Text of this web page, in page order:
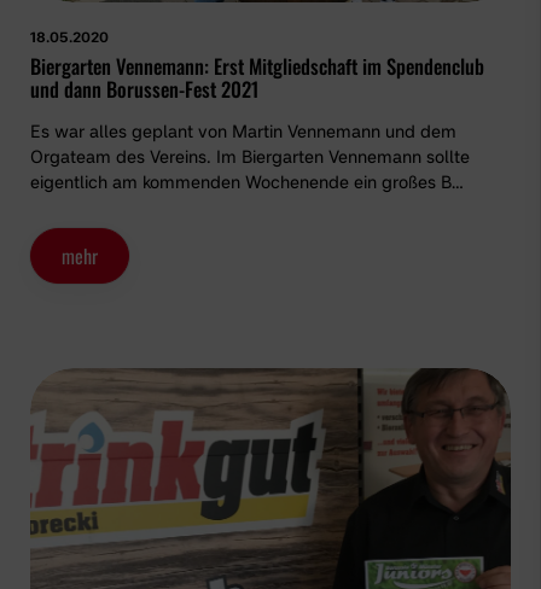
18.05.2020
Biergarten Vennemann: Erst Mitgliedschaft im Spendenclub
und dann Borussen-Fest 2021
Es war alles geplant von Martin Vennemann und dem
Orgateam des Vereins. Im Biergarten Vennemann sollte
eigentlich am kommenden Wochenende ein großes B…
mehr